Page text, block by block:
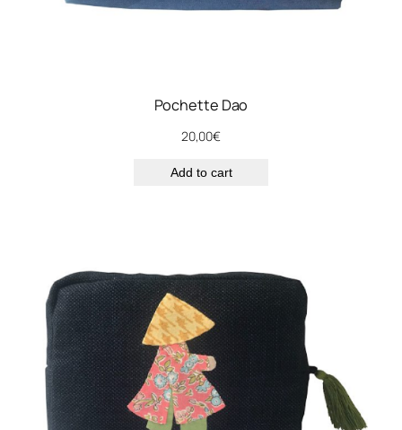
Pochette Dao
20,00€
Add to cart